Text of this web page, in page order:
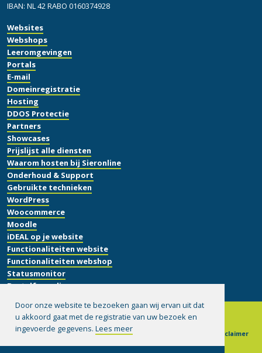
Door onze website te bezoeken gaan wij ervan uit dat
u akkoord gaat met de registratie van uw bezoek en
ingevoerde gegevens. Lees meer
Websites
Webshops
Leeromgevingen
Portals
E-mail
Domeinregistratie
Hosting
DDOS Protectie
Partners
Showcases
Prijslijst alle diensten
Waarom hosten bij Sieronline
Onderhoud & Support
Gebruikte technieken
WordPress
Woocommerce
Moodle
iDEAL op je website
Functionaliteiten website
Functionaliteiten webshop
Statusmonitor
Bestelformulier
IBAN: NL 42 RABO 0160374928
© 1999-2026 Sieronline B.V. | Algemene voorwaarden
Disclaimer